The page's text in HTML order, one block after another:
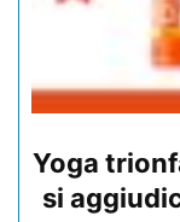
Yoga
si